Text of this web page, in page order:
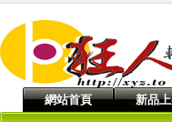
網站首頁 新品